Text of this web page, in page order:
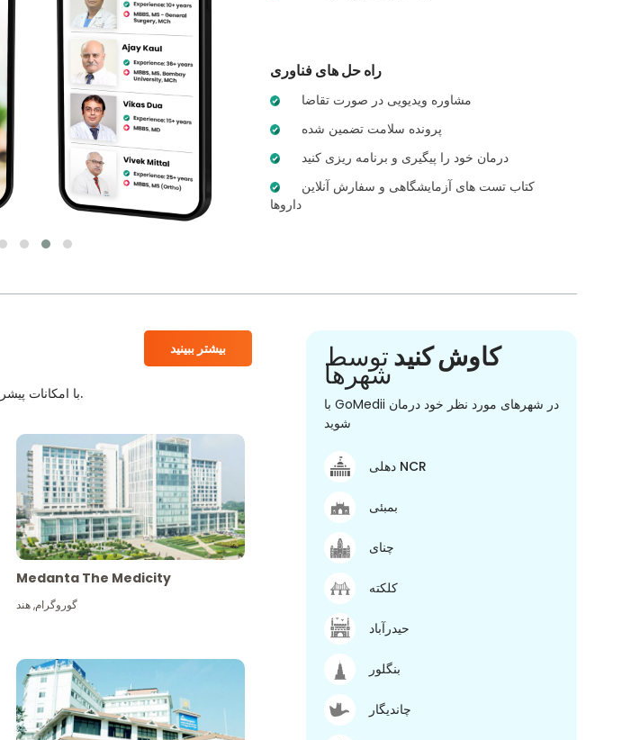
راه حل های فناوری
مشاوره ویدیویی در صورت تقاضا
پرونده سلامت تضمین شده
درمان خود را پیگیری و برنامه ریزی کنید
داروها
بیشتر ببینید
بیمارستان های معتبر JCI و NABH با امکانات پیشرفته با قیمت های مقرون به صرفه همراه با بهترین کادر پزشکی.
Medanta The Medicity
گوروگرام,هند
کاوش کنیدتوسط
شهرها
با GoMedii در شهرهای مورد نظر خود درمان
شوید
دهلی NCR
بمبئی
چنای
کلکته
حیدرآباد
بنگلور
چاندیگار